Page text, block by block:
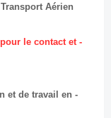
Aérien.
le contact et
et de travail en